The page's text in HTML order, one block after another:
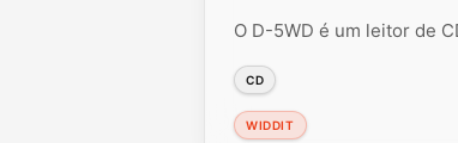
O D-5WD é um leitor de
CD
WIDDIT